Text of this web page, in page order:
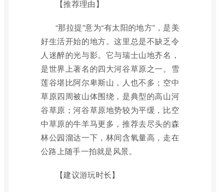
【推荐理由】
“那拉提”意为“有太阳的地方”，是美
好生活开始的地方。这里总是不缺乏令
人迷醉的光与影。它与瑞士山地齐名，
是世界上著名的四大河谷草原之一。雪
莲谷堪比阿尔卑斯山，人也不多；空中
草原四周被山体围绕，是典型的高山河
谷草原；河谷草原地势较为平缓，比空
中草原的牛羊马更多，推荐去尽头的森
林公园溜达一下，林间含氧量高，走在
公路上随手一拍就是风景。
【建议游玩时长】